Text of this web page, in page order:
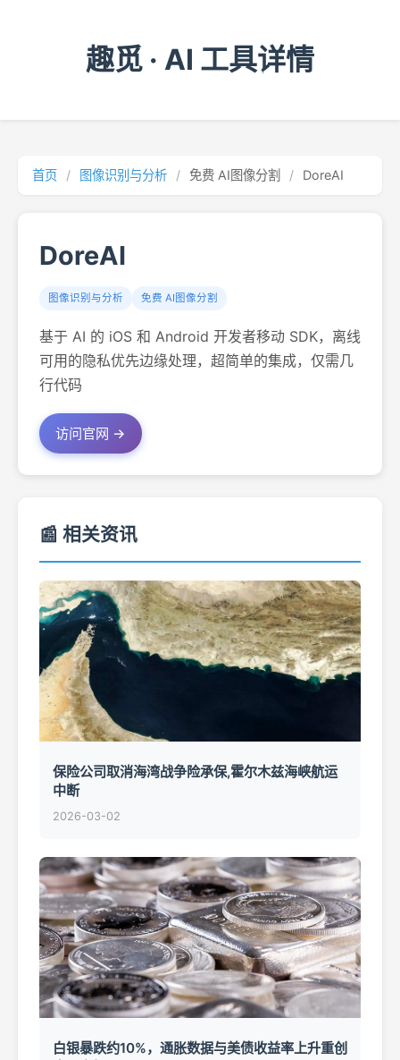
趣觅 · AI 工具详情
首页 / 图像识别与分析 / 免费 AI图像分割 / DoreAI
DoreAI
图像识别与分析 免费 AI图像分割
基于 AI 的 iOS 和 Android 开发者移动 SDK，离线
可用的隐私优先边缘处理，超简单的集成，仅需几
行代码
访问官网 →
📰 相关资讯
保险公司取消海湾战争险承保,霍尔木兹海峡航运
中断
2026-03-02
白银暴跌约10%，通胀数据与美债收益率上升重创